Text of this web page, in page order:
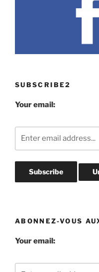
SUBSCRIBE2
Your email:
ABONNEZ-VOUS
Your email: